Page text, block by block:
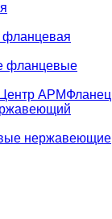
фланцевая
фланцевые
Фланец
нержавеющие